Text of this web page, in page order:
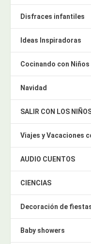
Disfraces infantiles
Ideas Inspiradoras
Cocinando con Niños
Navidad
SALIR CON LOS
Viajes y Vacaciones
AUDIO CUENTOS
CIENCIAS
Decoración de
Baby showers